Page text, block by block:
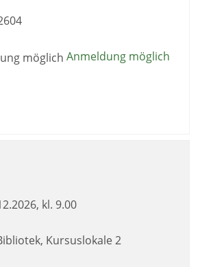
Anmeldung möglich
kl. 9.00
Kursuslokale 2